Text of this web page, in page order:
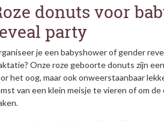
donuts voor
party
je een babyshower of gender
Onze roze geboorte donuts zijn
het oog, maar ook onweerstaanbaar
van een klein meisje te vieren of om